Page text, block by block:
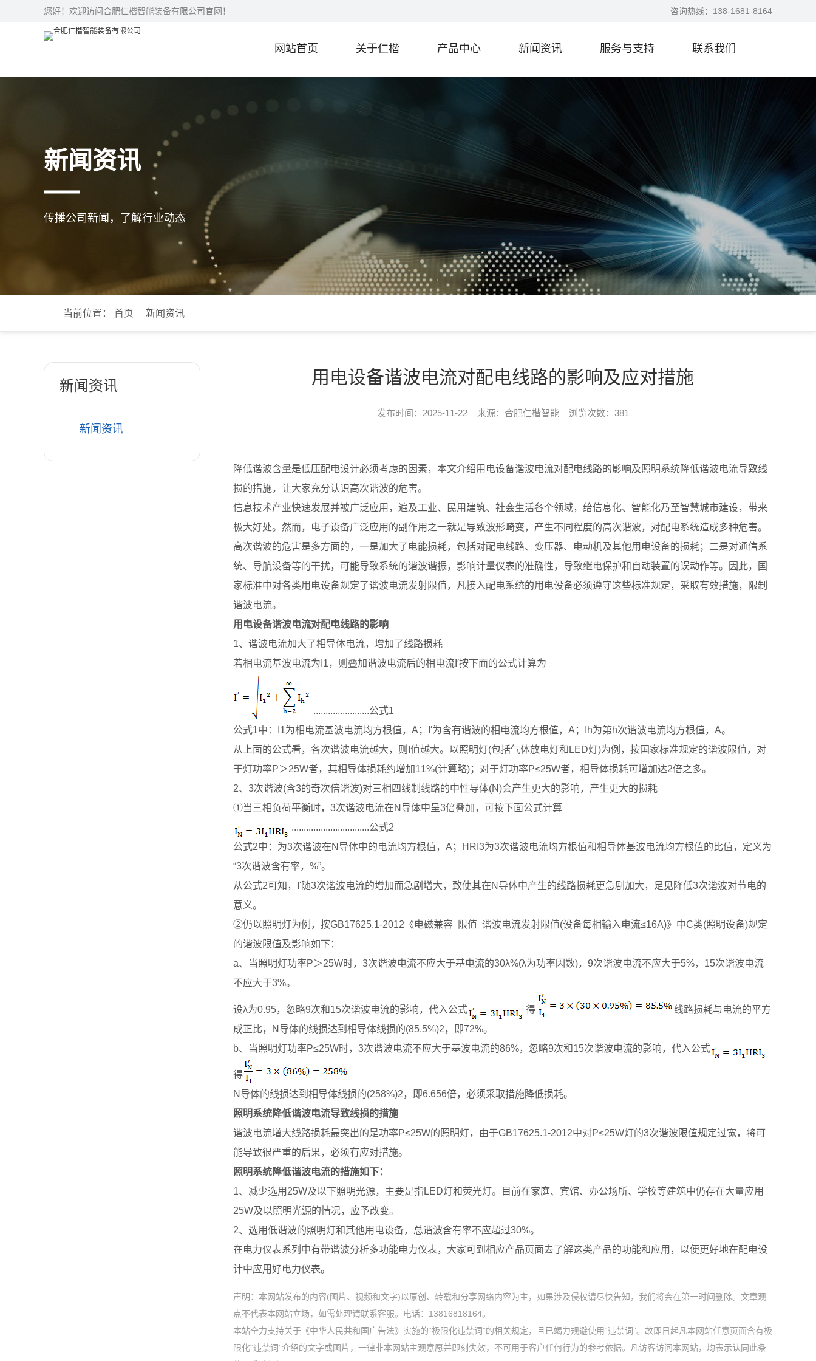
您好！欢迎访问合肥仁楷智能装备有限公司官网！ 咨询热线： 138-1681-8164
网站首页 关于仁楷 产品中心 新闻资讯 服务与支持 联系我们
新闻资讯
传播公司新闻，了解行业动态
当前位置： 首页 新闻资讯
新闻资讯
新闻资讯
用电设备谐波电流对配电线路的影响及应对措施
发布时间：2025-11-22 来源：合肥仁楷智能 浏览次数：381
降低谐波含量是低压配电设计必须考虑的因素，本文介绍用电设备谐波电流对配电线路的影响及照明系统降低谐波电流导致线
损的措施，让大家充分认识高次谐波的危害。
信息技术产业快速发展并被广泛应用，遍及工业、民用建筑、社会生活各个领域，给信息化、智能化乃至智慧城市建设，带来
极大好处。然而，电子设备广泛应用的副作用之一就是导致波形畸变，产生不同程度的高次谐波，对配电系统造成多种危害。
高次谐波的危害是多方面的，一是加大了电能损耗，包括对配电线路、变压器、电动机及其他用电设备的损耗；二是对通信系
统、导航设备等的干扰，可能导致系统的谐波谐振，影响计量仪表的准确性，导致继电保护和自动装置的误动作等。因此，国
家标准中对各类用电设备规定了谐波电流发射限值，凡接入配电系统的用电设备必须遵守这些标准规定，采取有效措施，限制
谐波电流。
用电设备谐波电流对配电线路的影响
1、谐波电流加大了相导体电流，增加了线路损耗
若相电流基波电流为I1，则叠加谐波电流后的相电流I′按下面的公式计算为
.......................公式1
公式1中：I1为相电流基波电流均方根值，A；I′为含有谐波的相电流均方根值，A；Ih为第h次谐波电流均方根值，A。
从上面的公式看，各次谐波电流越大，则I值越大。以照明灯(包括气体放电灯和LED灯)为例，按国家标准规定的谐波限值，对
于灯功率P＞25W者，其相导体损耗约增加11%(计算略)；对于灯功率P≤25W者，相导体损耗可增加达2倍之多。
2、3次谐波(含3的奇次倍谐波)对三相四线制线路的中性导体(N)会产生更大的影响，产生更大的损耗
①当三相负荷平衡时，3次谐波电流在N导体中呈3倍叠加，可按下面公式计算
................................公式2
公式2中：为3次谐波在N导体中的电流均方根值，A；HRI3为3次谐波电流均方根值和相导体基波电流均方根值的比值，定义为
“3次谐波含有率，%”。
从公式2可知，I'随3次谐波电流的增加而急剧增大，致使其在N导体中产生的线路损耗更急剧加大，足见降低3次谐波对节电的
意义。
②仍以照明灯为例，按GB17625.1-2012《电磁兼容 限值 谐波电流发射限值(设备每相输入电流≤16A)》中C类(照明设备)规定
的谐波限值及影响如下：
a、当照明灯功率P＞25W时，3次谐波电流不应大于基电流的30λ%(λ为功率因数)，9次谐波电流不应大于5%，15次谐波电流
不应大于3%。
设λ为0.95，忽略9次和15次谐波电流的影响，代入公式 得
线路损耗与电流的平方
成正比，N导体的线损达到相导体线损的(85.5%)2，即72%。
b、当照明灯功率P≤25W时，3次谐波电流不应大于基波电流的86%，忽略9次和15次谐波电流的影响，代入公式
得
N导体的线损达到相导体线损的(258%)2，即6.656倍，必须采取措施降低损耗。
照明系统降低谐波电流导致线损的措施
谐波电流增大线路损耗最突出的是功率P≤25W的照明灯，由于GB17625.1-2012中对P≤25W灯的3次谐波限值规定过宽，将可
能导致很严重的后果，必须有应对措施。
照明系统降低谐波电流的措施如下：
1、减少选用25W及以下照明光源，主要是指LED灯和荧光灯。目前在家庭、宾馆、办公场所、学校等建筑中仍存在大量应用
25W及以照明光源的情况，应予改变。
2、选用低谐波的照明灯和其他用电设备，总谐波含有率不应超过30%。
在电力仪表系列中有带谐波分析多功能电力仪表，大家可到相应产品页面去了解这类产品的功能和应用，以便更好地在配电设
计中应用好电力仪表。
声明：本网站发布的内容(图片、视频和文字)以原创、转载和分享网络内容为主，如果涉及侵权请尽快告知，我们将会在第一时间删除。文章观
点不代表本网站立场，如需处理请联系客服。电话：13816818164。
本站全力支持关于《中华人民共和国广告法》实施的“极限化违禁词”的相关规定，且已竭力规避使用“违禁词”。故即日起凡本网站任意页面含有极
限化“违禁词”介绍的文字或图片，一律非本网站主观意愿并即刻失效，不可用于客户任何行为的参考依据。凡访客访问本网站，均表示认同此条